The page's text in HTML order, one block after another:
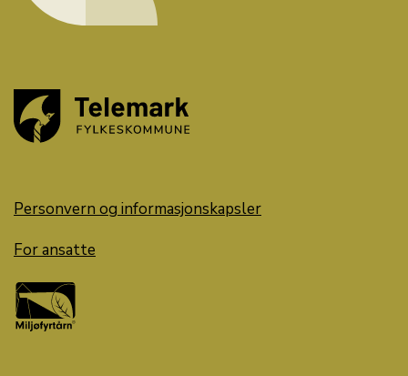
Personvern og informasjonskapsler
For ansatte